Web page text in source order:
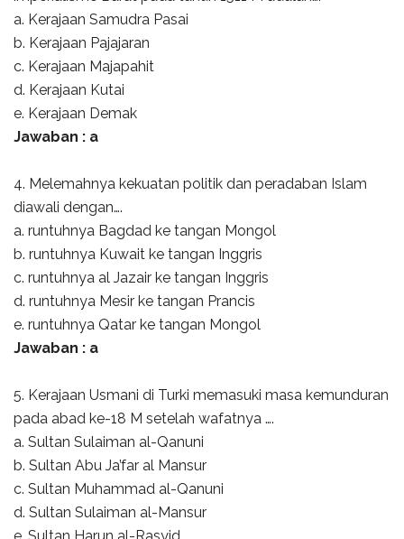
a. Kerajaan Samudra Pasai
b. Kerajaan Pajajaran
c. Kerajaan Majapahit
d. Kerajaan Kutai
e. Kerajaan Demak
Jawaban : a
4. Melemahnya kekuatan politik dan peradaban Islam
diawali dengan….
a. runtuhnya Bagdad ke tangan Mongol
b. runtuhnya Kuwait ke tangan Inggris
c. runtuhnya al Jazair ke tangan Inggris
d. runtuhnya Mesir ke tangan Prancis
e. runtuhnya Qatar ke tangan Mongol
Jawaban : a
5. Kerajaan Usmani di Turki memasuki masa kemunduran
pada abad ke-18 M setelah wafatnya ….
a. Sultan Sulaiman al-Qanuni
b. Sultan Abu Ja’far al Mansur
c. Sultan Muhammad al-Qanuni
d. Sultan Sulaiman al-Mansur